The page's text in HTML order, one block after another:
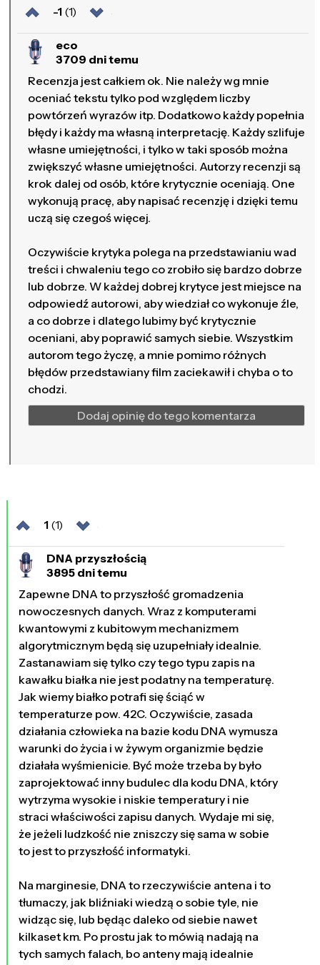
-1(1)
eco
3709 dni temu
Recenzja jest całkiem ok. Nie należy wg mnie
oceniać tekstu tylko pod względem liczby
powtórzeń wyrazów itp. Dodatkowo każdy popełnia
błędy i każdy ma własną interpretację. Każdy szlifuje
własne umiejętności, i tylko w taki sposób można
zwiększyć własne umiejętności. Autorzy recenzji są
krok dalej od osób, które krytycznie oceniają. One
wykonują pracę, aby napisać recenzję i dzięki temu
uczą się czegoś więcej.
Oczywiście krytyka polega na przedstawianiu wad
treści i chwaleniu tego co zrobiło się bardzo dobrze
lub dobrze. W każdej dobrej krytyce jest miejsce na
odpowiedź autorowi, aby wiedział co wykonuje źle,
a co dobrze i dlatego lubimy być krytycznie
oceniani, aby poprawić samych siebie. Wszystkim
autorom tego życzę, a mnie pomimo różnych
błędów przedstawiany film zaciekawił i chyba o to
chodzi.
Dodaj opinię do tego komentarza
1(1)
DNA przyszłością
3895 dni temu
Zapewne DNA to przyszłość gromadzenia
nowoczesnych danych. Wraz z komputerami
kwantowymi z kubitowym mechanizmem
algorytmicznym będą się uzupełniały idealnie.
Zastanawiam się tylko czy tego typu zapis na
kawałku białka nie jest podatny na temperaturę.
Jak wiemy białko potrafi się ściąć w
temperaturze pow. 42C. Oczywiście, zasada
działania człowieka na bazie kodu DNA wymusza
warunki do życia i w żywym organizmie będzie
działała wyśmienicie. Być może trzeba by było
zaprojektować inny budulec dla kodu DNA, który
wytrzyma wysokie i niskie temperatury i nie
straci właściwości zapisu danych. Wydaje mi się,
że jeżeli ludzkość nie zniszczy się sama w sobie
to jest to przyszłość informatyki.
Na marginesie, DNA to rzeczywiście antena i to
tłumaczy, jak bliźniaki wiedzą o sobie tyle, nie
widząc się, lub będąc daleko od siebie nawet
kilkaset km. Po prostu jak to mówią nadają na
tych samych falach, bo anteny mają idealnie